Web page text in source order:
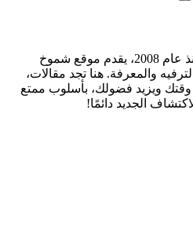
شموخ – ترفيه وثقافة عربية منذ عام 2008، يقدم موقع شموخ
والمعرفة. هنا تجد مقالات،
وقتك ويزيد فضولك، بأسلوب ممتع
الجديد دائمًا!